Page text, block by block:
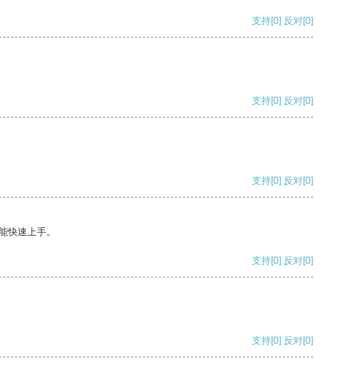
支持[0] 反对[0]
支持[0] 反对[0]
支持[0] 反对[0]
快速上手。
支持[0] 反对[0]
支持[0] 反对[0]